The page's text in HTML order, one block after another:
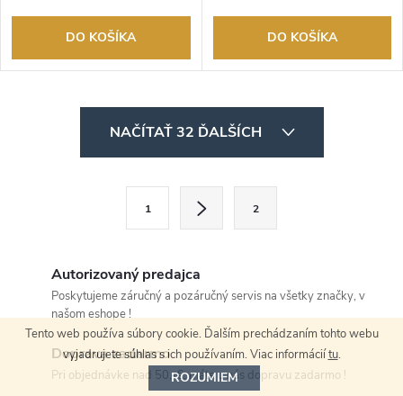
Tento web používa súbory cookie. Ďalším prechádzaním tohto webu
vyjadrujete súhlas s ich používaním. Viac informáciítu.
ROZUMIEM
DO KOŠÍKA DO KOŠÍKA
NAČÍTAŤ 32 ĎALŠÍCH
k
1 2
Autorizovaný predajca
Poskytujeme záručný a pozáručný servis na všetky značky, v
našom eshope !
Doprava zadarmo
Pri objednávke nad 50,-€, máte u nás dopravu zadarmo !